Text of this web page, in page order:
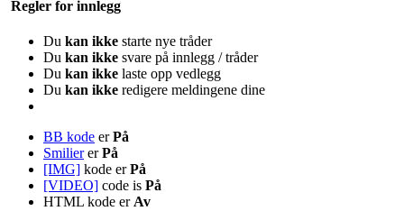
Regler for innlegg
Du kan ikke starte nye tråder
Du kan ikke svare på innlegg / tråder
Du kan ikke laste opp vedlegg
Du kan ikke redigere meldingene dine
BB kode erPå
SmiliererPå
[IMG] kode erPå
[VIDEO] code is På
HTML kode erAv